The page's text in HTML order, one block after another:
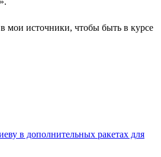
в мои источники, чтобы быть в курсе
в дополнительных ракетах для